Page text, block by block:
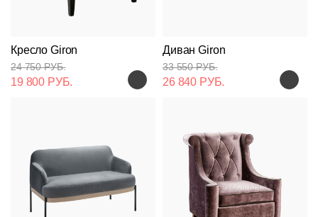
Кресло Giron
24 750 РУБ.
19 800 РУБ.
Диван Giron
33 550 РУБ.
26 840 РУБ.